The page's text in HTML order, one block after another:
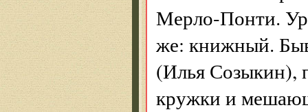
Мерло-Понти.
же: книжный.
(Илья Созыкин),
кружки и